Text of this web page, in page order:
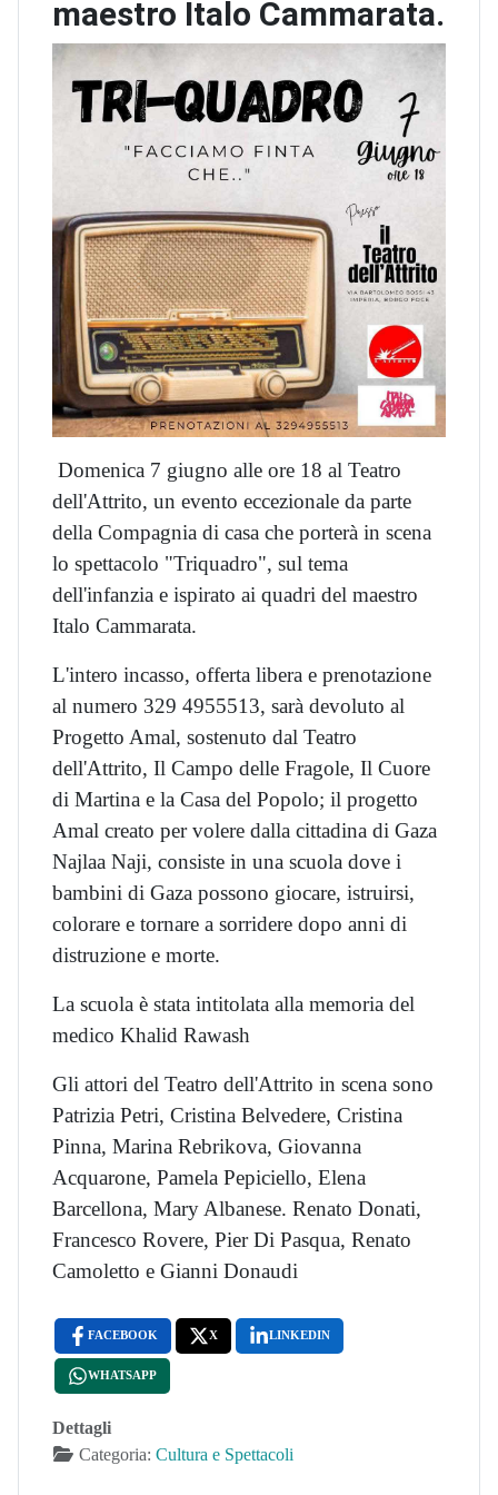
maestro Italo Cammarata.
Domenica 7 giugno alle ore 18 al Teatro
dell'Attrito, un evento eccezionale da parte
della Compagnia di casa che porterà in scena
lo spettacolo "Triquadro", sul tema
dell'infanzia e ispirato ai quadri del maestro
Italo Cammarata.
L'intero incasso, offerta libera e prenotazione
al numero 329 4955513, sarà devoluto al
Progetto Amal, sostenuto dal Teatro
dell'Attrito, Il Campo delle Fragole, Il Cuore
di Martina e la Casa del Popolo; il progetto
Amal creato per volere dalla cittadina di Gaza
Najlaa Naji, consiste in una scuola dove i
bambini di Gaza possono giocare, istruirsi,
colorare e tornare a sorridere dopo anni di
distruzione e morte.
La scuola è stata intitolata alla memoria del
medico Khalid Rawash
Gli attori del Teatro dell'Attrito in scena sono
Patrizia Petri, Cristina Belvedere, Cristina
Pinna, Marina Rebrikova, Giovanna
Acquarone, Pamela Pepiciello, Elena
Barcellona, Mary Albanese. Renato Donati,
Francesco Rovere, Pier Di Pasqua, Renato
Camoletto e Gianni Donaudi
FACEBOOK X LINKEDIN
WHATSAPP
Dettagli
Categoria: Cultura e Spettacoli